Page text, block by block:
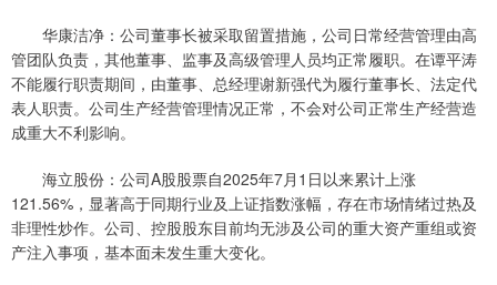
华康洁净：公司董事长被采取留置措施，公司日常经营管理由高
管团队负责，其他董事、监事及高级管理人员均正常履职。在谭平涛
不能履行职责期间，由董事、总经理谢新强代为履行董事长、法定代
表人职责。公司生产经营管理情况正常，不会对公司正常生产经营造
成重大不利影响。
海立股份：公司A股股票自2025年7月1日以来累计上涨
121.56%，显著高于同期行业及上证指数涨幅，存在市场情绪过热及
非理性炒作。公司、控股股东目前均无涉及公司的重大资产重组或资
产注入事项，基本面未发生重大变化。